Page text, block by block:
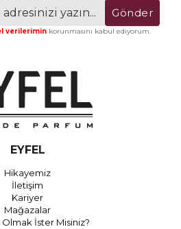
Gönder
verileriminkorunmasını kabul ediyorum.
EYFEL
Hikayemiz
İletişim
Kariyer
Mağazalar
İster Misiniz?